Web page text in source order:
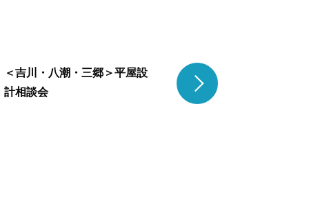
HaStopia 南越谷オフィス
HaStopia 吉川美南オフィス
＜吉川・八潮・三郷＞平屋設
計相談会